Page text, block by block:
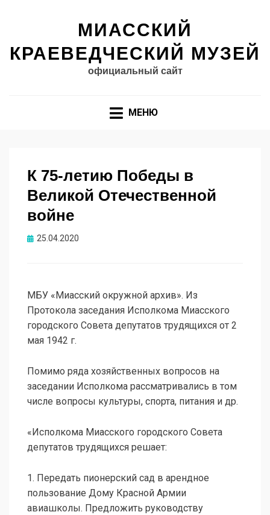
МИАССКИЙ
КРАЕВЕДЧЕСКИЙ МУЗЕЙ
официальный сайт
МЕНЮ
К 75-летию Победы в
Великой Отечественной
войне
Опубликовано
25.04.2020
МБУ «Миасский окружной архив». Из
Протокола заседания Исполкома Миасского
городского Совета депутатов трудящихся от 2
мая 1942 г.
Помимо ряда хозяйственных вопросов на
заседании Исполкома рассматривались в том
числе вопросы культуры, спорта, питания и др.
«Исполкома Миасского городского Совета
депутатов трудящихся решает:
1. Передать пионерский сад в арендное
пользование Дому Красной Армии
авиашколы. Предложить руководству